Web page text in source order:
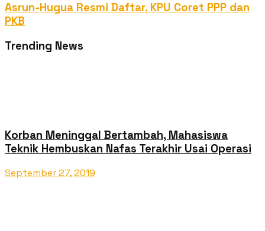
Asrun-Hugua Resmi Daftar, KPU Coret PPP dan
PKB
Trending News
Korban Meninggal Bertambah, Mahasiswa
Teknik Hembuskan Nafas Terakhir Usai Operasi
September 27, 2019